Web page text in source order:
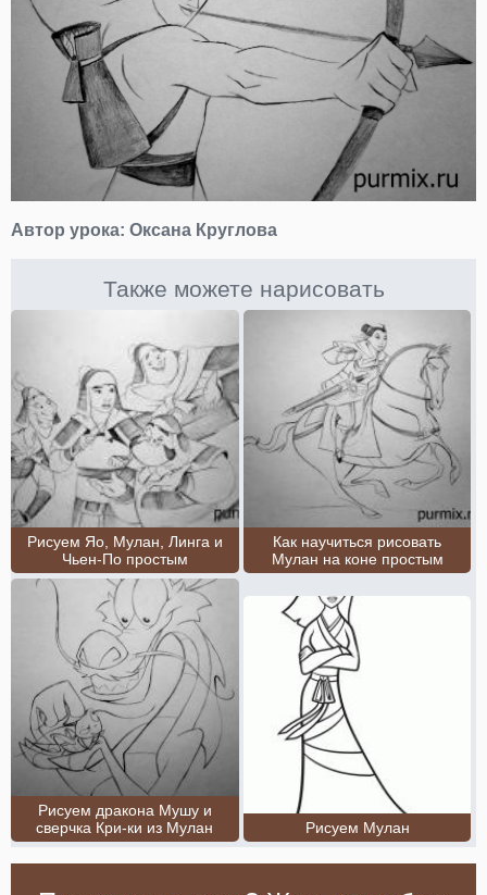
Автор урока: Оксана Круглова
Также можете нарисовать
Рисуем Яо, Мулан, Линга и
Чьен-По простым
Как научиться рисовать
Мулан на коне простым
Рисуем дракона Мушу и
сверчка Кри-ки из Мулан
Рисуем Мулан